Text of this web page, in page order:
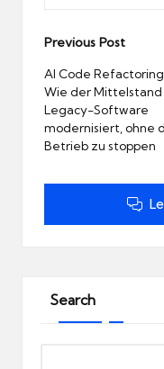
Post
Previous Post
AI Code
Wie der Mittelstand
Legacy-Software
modernisiert, ohne
Betrieb zu stoppen
Search